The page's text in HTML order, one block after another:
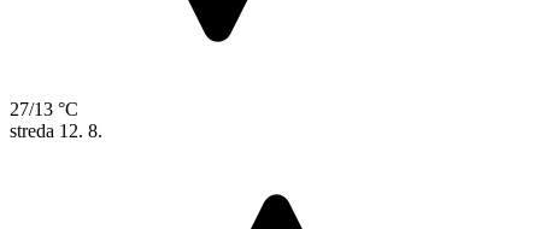
27/13 °C
streda 12. 8.